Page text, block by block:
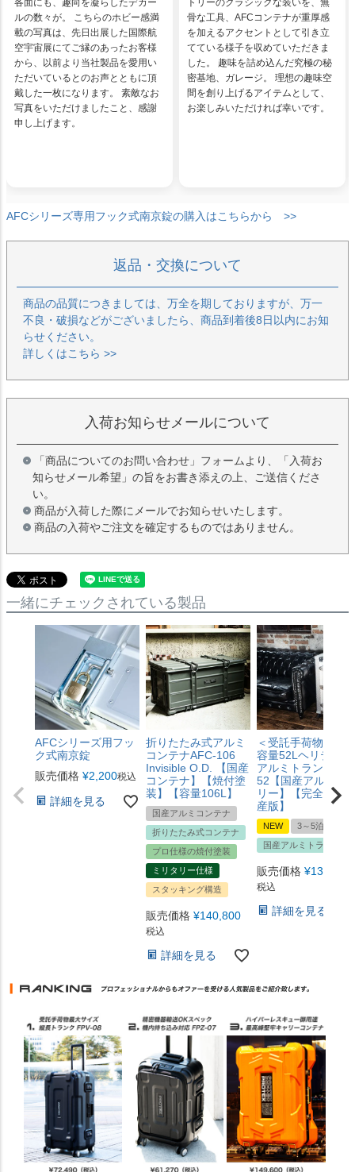
各面にも、趣向を凝らしたデカー
ルの数々が。 こちらのホビー感満
載の写真は、先日出展した国際航
空宇宙展にてご縁のあったお客様
から、以前より当社製品を愛用い
ただいているとのお声とともに頂
戴した一枚になります。 素敵なお
写真をいただけましたこと、感謝
申し上げます。
トリーのクラシックな装いを、無
骨な工具、AFCコンテナが重厚感
を加えるアクセントとして引き立
てている様子を収めていただきま
した。 趣味を詰め込んだ究極の秘
密基地、ガレージ。 理想の趣味空
間を創り上げるアイテムとして、
お楽しみいただければ幸いです。
AFCシリーズ専用フック式南京錠の購入はこちらから >>
返品・交換について
商品の品質につきましては、万全を期しておりますが、万一
不良・破損などがございましたら、商品到着後8日以内にお知
らせください。
詳しくはこちら >>
入荷お知らせメールについて
「商品についてのお問い合わせ」フォームより、「入荷お
知らせメール希望」の旨をお書き添えの上、ご送信くださ
い。
商品が入荷した際にメールでお知らせいたします。
商品の入荷やご注文を確定するものではありません。
一緒にチェックされている製品
AFCシリーズ用フッ
ク式南京錠
販売価格 ¥2,200税込
詳細を見る
折りたたみ式アルミ
コンテナAFC-106
Invisible O.D. 【国産
コンテナ】【焼付塗
装】【容量106L】
国産アルミコンテナ
折りたたみ式コンテナ
プロ仕様の焼付塗装
ミリタリー仕様
スタッキング構造
販売価格 ¥140,800
税込
詳細を見る
＜受託手荷物対応
容量52Lヘリテージ
アルミトランク
52【国産アルミキ
リー】【完全限定
産版】
NEW
3～5泊サイズ
国産アルミトランク
販売価格 ¥132,000
税込
詳細を見る